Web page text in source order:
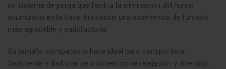
un sistema de purga que facilita la eliminación del humo
acumulado en la base, brindando una experiencia de fumado
más agradable y satisfactoria.
Su tamaño compacto la hace ideal para transportarla
fácilmente y disfrutar de momentos de relajación y diversión